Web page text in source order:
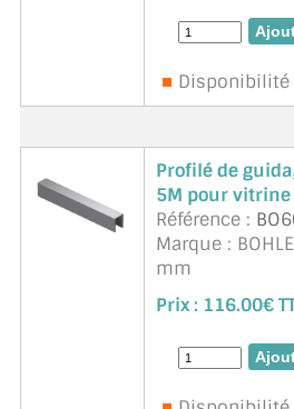
6 mm. Adapté
légers. Unité ...
Profilé de
5M pour vitrine
Référence :
Marque :
mm
Conception
acoustique
Avec film de
Unité de vente
Prix : 116.00€